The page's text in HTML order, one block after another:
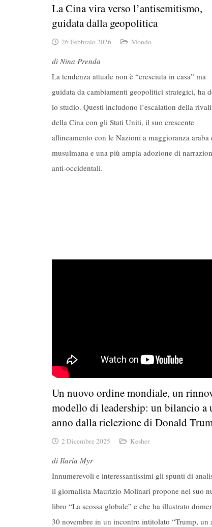
La Cina vira verso l’antisemitismo,
guidata dalla geopolitica
26 Febbraio 2026 Mondo
di Nina Prenda
La tendenza attuale non è “cresciuta in casa” ma
guidata da cambiamenti geopolitici strategici, ha
lo studio. Questi includono l’escalation della
della Cina con gli Stati Uniti, il suo crescente
allineamento con le Nazioni a maggioranza araba
musulmana e una più ampia adozione di
anti-occidentali.
Un nuovo ordine mondiale, un
modello di leadership: un bilancio a
anno dalla rielezione di Donald
2 Dicembre 2025 Kesher
di Ilaria Myr
Innumerevoli e interessantissimi gli spunti di
il giornalista Maurizio Molinari propone nel suo
libro “La scossa globale” e che ha illustrato
30 novembre in un incontro intitolato “Trump, un